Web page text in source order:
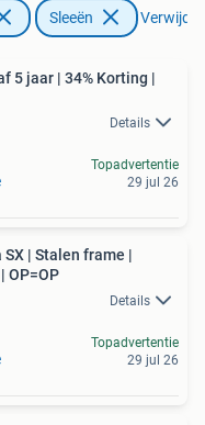
Sleeën
5 jaar | 34% Korting |
Details
Topadvertentie
29 jul 26
| Stalen frame |
OP=OP
Details
Topadvertentie
29 jul 26